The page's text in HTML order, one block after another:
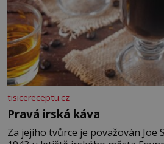
tisicereceptu.cz
Pravá irská káva
Za jejího tvůrce je považován Joe